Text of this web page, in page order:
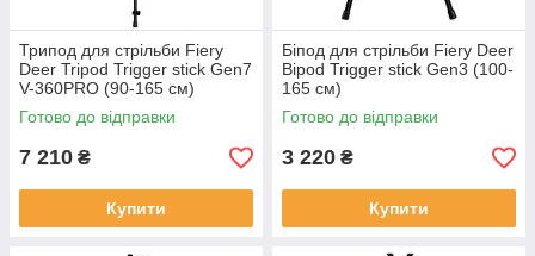
Трипод для стрільби Fiery
Deer Tripod Trigger stick Gen7
V-360PRO (90-165 см)
Готово до відправки
7 210 ₴
Купити
Біпод для стрільби Fiery Deer
Bipod Trigger stick Gen3 (100-
165 см)
Готово до відправки
3 220 ₴
Купити